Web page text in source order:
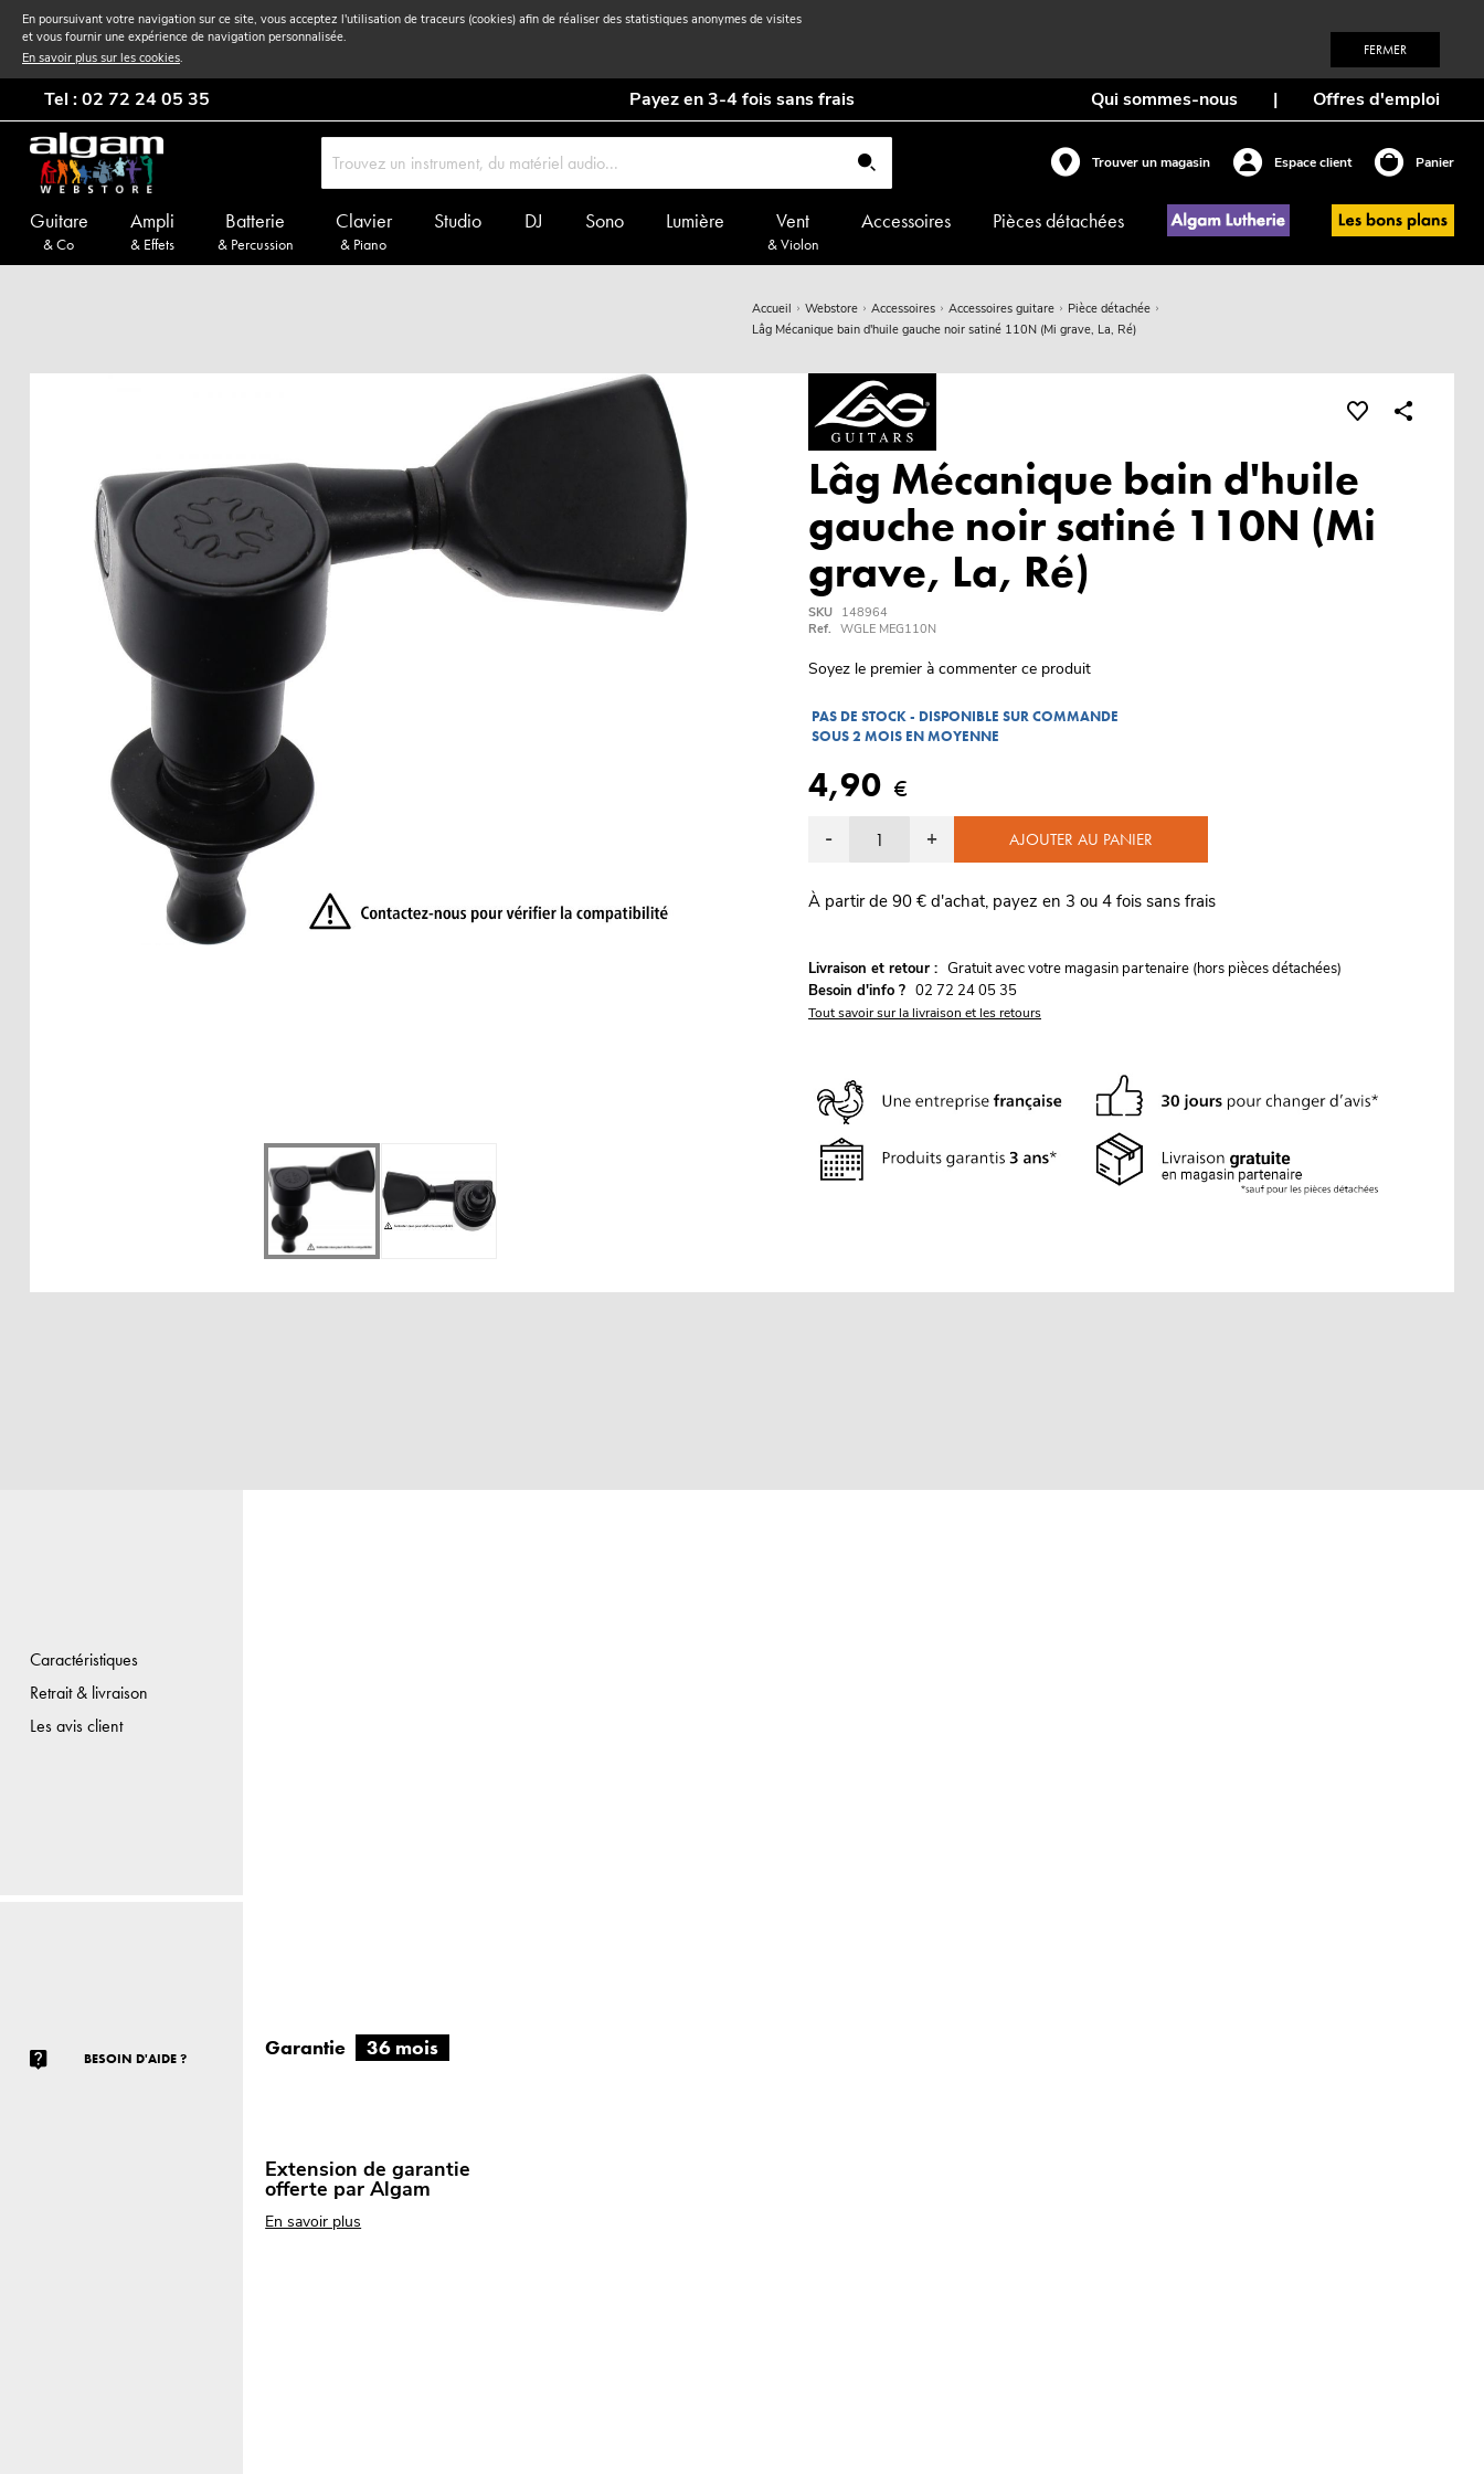
En poursuivant votre navigation sur ce site, vous acceptez l'utilisation de traceurs (cookies) afin de réaliser des statistiques anonymes de visites
et vous fournir une expérience de navigation personnalisée.
En savoir plus sur les cookies. FERMER
Tel : 02 72 24 05 35 Payez en 3-4 fois sans frais Qui sommes-nous | Offres d'emploi
Trouver un magasin Espace client Panier
Guitare
& Co
Ampli
& Effets
Batterie
& Percussion
Clavier
& Piano
Studio DJ Sono Lumière Vent
& Violon
Accessoires Pièces détachées
Accueil Webstore Accessoires Accessoires guitare
Pièce détachée
Lâg Mécanique bain d'huile gauche noir satiné 110N (Mi grave, La, Ré)
Lâg Mécanique bain d'huile
gauche noir satiné 110N (Mi
grave, La, Ré)
SKU 148964
Ref. WGLE MEG110N
Soyez le premier à commenter ce produit
PAS DE STOCK - DISPONIBLE SUR COMMANDE
SOUS 2 MOIS EN MOYENNE
4,90 €
- + AJOUTER AU PANIER
À partir de 90 € d'achat, payez en 3 ou 4 fois sans frais
Livraison et retour : Gratuit avec votre magasin partenaire (hors pièces détachées)
Besoin d'info ? 02 72 24 05 35
Tout savoir sur la livraison et les retours
Caractéristiques
Retrait & livraison
Les avis client
BESOIN D'AIDE ? Garantie 36 mois
Extension de garantie
offerte par Algam
En savoir plus